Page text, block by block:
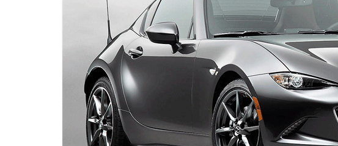
Turismo Varios
¿Qué puede pasar con tu
vehículo si permanece
varios días sin usar?
AEADE Industria
Movilidad
Campaña busca
destino de los
en la región